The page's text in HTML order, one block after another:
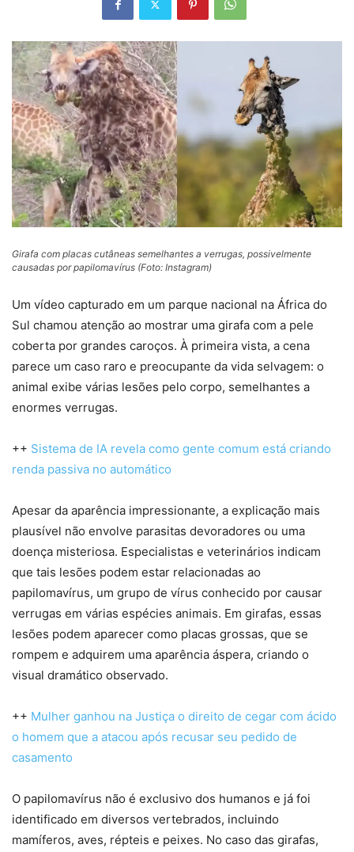
Girafa com placas cutâneas semelhantes a verrugas, possivelmente
causadas por papilomavírus (Foto: Instagram)
Um vídeo capturado em um parque nacional na África do
Sul chamou atenção ao mostrar uma girafa com a pele
coberta por grandes caroços. À primeira vista, a cena
parece um caso raro e preocupante da vida selvagem: o
animal exibe várias lesões pelo corpo, semelhantes a
enormes verrugas.
++ Sistema de IA revela como gente comum está criando
renda passiva no automático
Apesar da aparência impressionante, a explicação mais
plausível não envolve parasitas devoradores ou uma
doença misteriosa. Especialistas e veterinários indicam
que tais lesões podem estar relacionadas ao
papilomavírus, um grupo de vírus conhecido por causar
verrugas em várias espécies animais. Em girafas, essas
lesões podem aparecer como placas grossas, que se
rompem e adquirem uma aparência áspera, criando o
visual dramático observado.
++ Mulher ganhou na Justiça o direito de cegar com ácido
o homem que a atacou após recusar seu pedido de
casamento
O papilomavírus não é exclusivo dos humanos e já foi
identificado em diversos vertebrados, incluindo
mamíferos, aves, répteis e peixes. No caso das girafas,